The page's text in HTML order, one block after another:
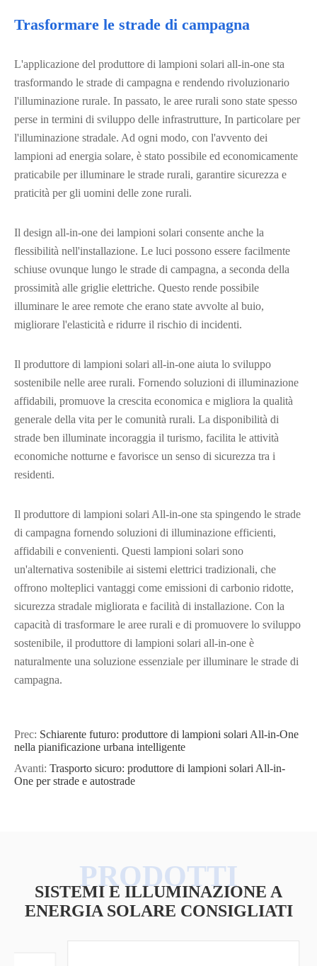
Trasformare le strade di campagna
L'applicazione del produttore di lampioni solari all-in-one sta
trasformando le strade di campagna e rendendo rivoluzionario
l'illuminazione rurale. In passato, le aree rurali sono state spesso
perse in termini di sviluppo delle infrastrutture, In particolare per
l'illuminazione stradale. Ad ogni modo, con l'avvento dei
lampioni ad energia solare, è stato possibile ed economicamente
praticabile per illuminare le strade rurali, garantire sicurezza e
praticità per gli uomini delle zone rurali.
Il design all-in-one dei lampioni solari consente anche la
flessibilità nell'installazione. Le luci possono essere facilmente
schiuse ovunque lungo le strade di campagna, a seconda della
prossimità alle griglie elettriche. Questo rende possibile
illuminare le aree remote che erano state avvolte al buio,
migliorare l'elasticità e ridurre il rischio di incidenti.
Il produttore di lampioni solari all-in-one aiuta lo sviluppo
sostenibile nelle aree rurali. Fornendo soluzioni di illuminazione
affidabili, promuove la crescita economica e migliora la qualità
generale della vita per le comunità rurali. La disponibilità di
strade ben illuminate incoraggia il turismo, facilita le attività
economiche notturne e favorisce un senso di sicurezza tra i
residenti.
Il produttore di lampioni solari All-in-one sta spingendo le strade
di campagna fornendo soluzioni di illuminazione efficienti,
affidabili e convenienti. Questi lampioni solari sono
un'alternativa sostenibile ai sistemi elettrici tradizionali, che
offrono molteplici vantaggi come emissioni di carbonio ridotte,
sicurezza stradale migliorata e facilità di installazione. Con la
capacità di trasformare le aree rurali e di promuovere lo sviluppo
sostenibile, il produttore di lampioni solari all-in-one è
naturalmente una soluzione essenziale per illuminare le strade di
campagna.
Prec: Schiarente futuro: produttore di lampioni solari All-in-One
nella pianificazione urbana intelligente
Avanti: Trasporto sicuro: produttore di lampioni solari All-in-
One per strade e autostrade
SISTEMI E ILLUMINAZIONE A
ENERGIA SOLARE CONSIGLIATI